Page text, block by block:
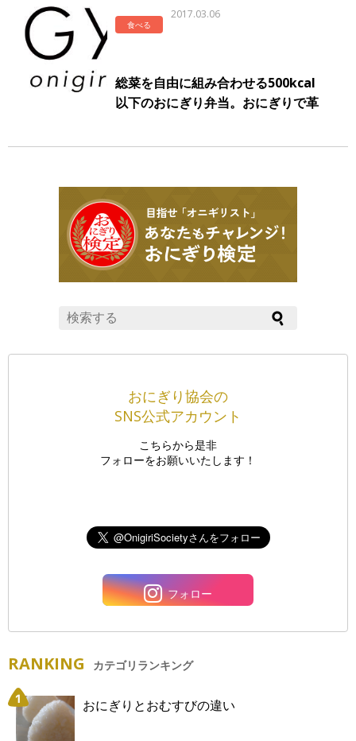
食べる
2017.03.06
総菜を自由に組み合わせる500kcal
以下のおにぎり弁当。おにぎりで革
キバに初出店！
おにぎり協会の
SNS公式アカウント
こちらから是非
フォローをお願いいたします！
フォロー
RANKING カテゴリランキング
おにぎりとおむすびの違い